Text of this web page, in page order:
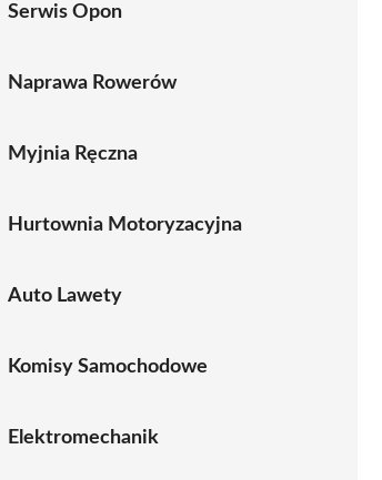
Serwis Opon
Naprawa Rowerów
Myjnia Ręczna
Hurtownia Motoryzacyjna
Auto Lawety
Komisy Samochodowe
Elektromechanik